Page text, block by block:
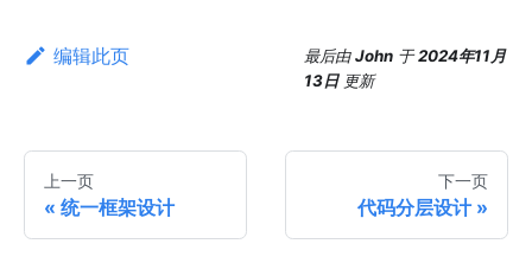
编辑此页 最后由John 于2024年11月
13日 更新
上一页
统一框架设计
下一页
代码分层设计